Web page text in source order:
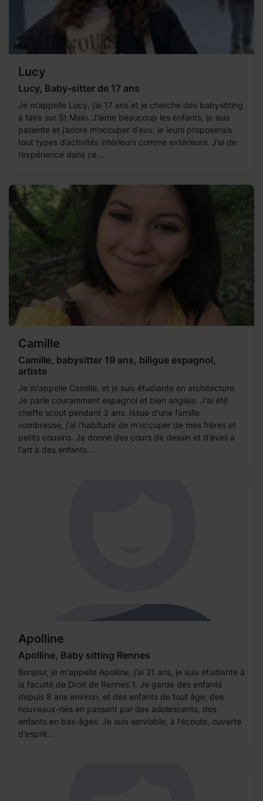
Lucy
Lucy, Baby-sitter de 17 ans
Je m’appelle Lucy, j’ai 17 ans et je cherche des babysitting
à faire sur St Malo. J’aime beaucoup les enfants, je suis
patiente et j’adore m’occuper d’eux, je leurs proposerais
tout types d’activités intérieurs comme extérieurs. J’ai de
l’expérience dans ce...
Camille
Camille, babysitter 19 ans, biligue espagnol,
artiste
Je m'appelle Camille, et je suis étudiante en architecture.
Je parle couramment espagnol et bien anglais. J'ai été
cheffe scout pendant 3 ans. Issue d'une famille
nombreuse, j'ai l'habitude de m'occuper de mes frères et
petits cousins. Je donne des cours de dessin et d'éveil à
l'art à des enfants...
Apolline
Apolline, Baby sitting Rennes
Bonjour, je m'appelle Apolline, j'ai 21 ans, je suis étudiante à
la faculté de Droit de Rennes 1. Je garde des enfants
depuis 8 ans environ, et des enfants de tout âge; des
nouveaux-nés en passant par des adolescents, des
enfants en bas-âges. Je suis serviable, à l'écoute, ouverte
d'esprit...